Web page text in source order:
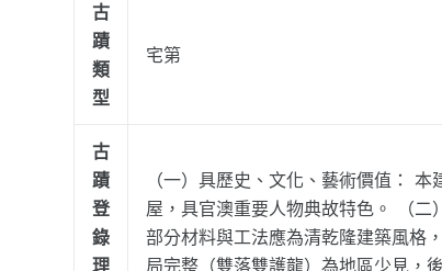
古
蹟
類
型
宅第
古
蹟
登
錄
理
（一）具歷史、文化、藝術價值：
屋，具官澳重要人物典故特色。 （二
部分材料與工法應為清乾隆建築風格
局完整（雙落雙護龍）為地區少見，